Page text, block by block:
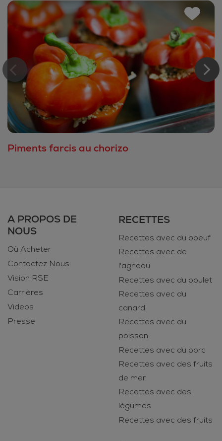
Piments farcis au chorizo
A PROPOS DE
NOUS
Où Acheter
Contactez Nous
Vision RSE
Carrières
Videos
Presse
RECETTES
Recettes avec du boeuf
Recettes avec de
l'agneau
Recettes avec du poulet
Recettes avec du
canard
Recettes avec du
poisson
Recettes avec du porc
Recettes avec des fruits
de mer
Recettes avec des
légumes
Recettes avec des fruits